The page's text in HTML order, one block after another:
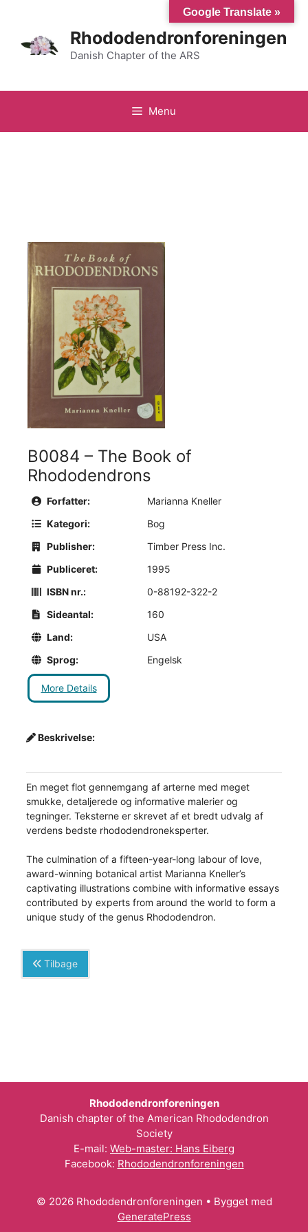
indhold
Rhododendronforeningen
Danish Chapter of the ARS
Menu
B0084 – The Book of
Rhododendrons
Forfatter:
Marianna Kneller
Kategori:
Bog
Publisher:
Timber Press Inc.
Publiceret:
1995
ISBN nr.:
0-88192-322-2
Sideantal:
160
Land:
USA
Sprog:
Engelsk
More Details
Beskrivelse:
En meget flot gennemgang af arterne med meget
smukke, detaljerede og informative malerier og
tegninger. Teksterne er skrevet af et bredt udvalg af
verdens bedste rhododendroneksperter.
The culmination of a fifteen-year-long labour of love,
award-winning botanical artist Marianna Kneller’s
captivating illustrations combine with informative essays
contributed by experts from around the world to form a
unique study of the genus Rhododendron.
Tilbage
Rhododendronforeningen
Danish chapter of the American Rhododendron
Society
E-mail: Web-master: Hans Eiberg
Facebook: Rhododendronforeningen
© 2026 Rhododendronforeningen • Bygget med
GeneratePress
Google Translate »